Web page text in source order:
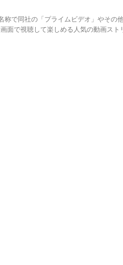
称で同社の「プライムビデオ」やその
面で視聴して楽しめる人気の動画スト